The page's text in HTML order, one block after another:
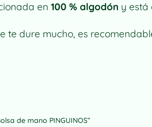
en100 % algodón y está
te dure mucho, es
de mano PINGUINOS”